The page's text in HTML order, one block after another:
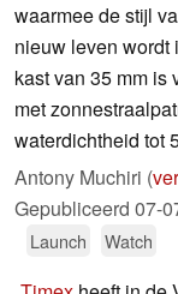
waarmee de stijl
nieuw leven wordt
kast van 35 mm is
met
waterdichtheid tot
Antony Muchiri (
Gepubliceerd 07-
Launch Watch